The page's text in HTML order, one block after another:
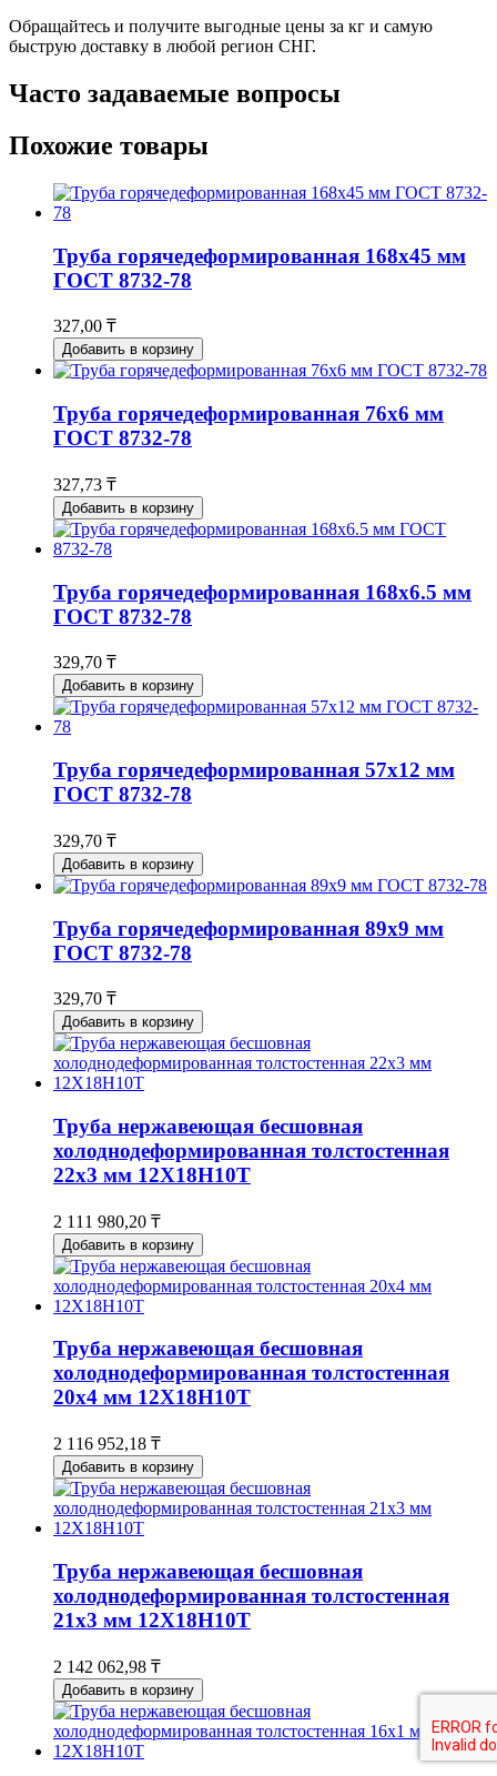
Обращайтесь и получите выгодные цены за кг и самую
быструю доставку в любой регион СНГ.
Часто задаваемые вопросы
Похожие товары
Труба горячедеформированная 168х45 мм
ГОСТ 8732-78
327,00 ₸
Добавить в корзину
Труба горячедеформированная 76х6 мм
ГОСТ 8732-78
327,73 ₸
Добавить в корзину
Труба горячедеформированная 168х6.5 мм
ГОСТ 8732-78
329,70 ₸
Добавить в корзину
Труба горячедеформированная 57х12 мм
ГОСТ 8732-78
329,70 ₸
Добавить в корзину
Труба горячедеформированная 89х9 мм
ГОСТ 8732-78
329,70 ₸
Добавить в корзину
Труба нержавеющая бесшовная
холоднодеформированная толстостенная
22х3 мм 12Х18Н10Т
2 111 980,20 ₸
Добавить в корзину
Труба нержавеющая бесшовная
холоднодеформированная толстостенная
20х4 мм 12Х18Н10Т
2 116 952,18 ₸
Добавить в корзину
Труба нержавеющая бесшовная
холоднодеформированная толстостенная
21х3 мм 12Х18Н10Т
2 142 062,98 ₸
Добавить в корзину